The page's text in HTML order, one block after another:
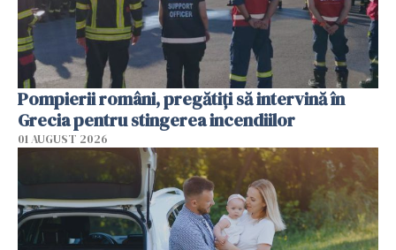
Pompierii români, pregătiţi să intervină în
Grecia pentru stingerea incendiilor
01 AUGUST 2026